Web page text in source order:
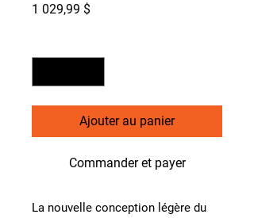
1 029,99 $Prix
Ajouter au panier
Commander et payer
La nouvelle conception légère du